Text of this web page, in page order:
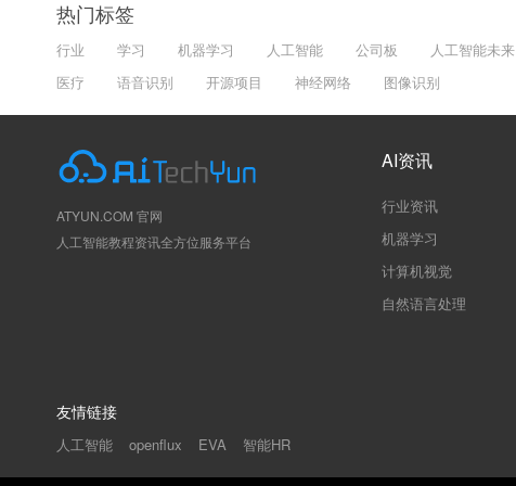
热门标签
行业 学习 机器学习 人工智能 公司板 人工智能未来
医疗
语音识别 开源项目 神经网络 图像识别
ATYUN.COM 官网
人工智能教程资讯全方位服务平台
AI资讯
行业资讯
机器学习
计算机视觉
自然语言处理
友情链接
人工智能 openflux EVA 智能HR